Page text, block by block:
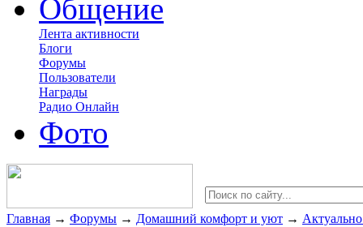
Общение
Лента активности
Блоги
Форумы
Пользователи
Награды
Радио Онлайн
Фото
Главная → Форумы → Домашний комфорт и уют →